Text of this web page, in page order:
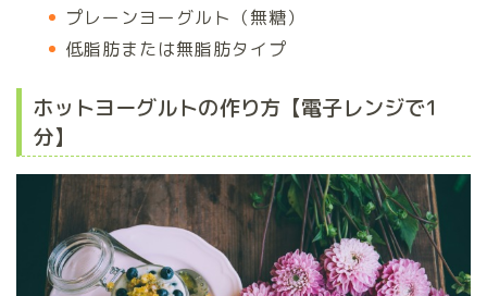
プレーンヨーグルト（無糖）
低脂肪または無脂肪タイプ
ホットヨーグルトの作り方【電子レンジで1
分】